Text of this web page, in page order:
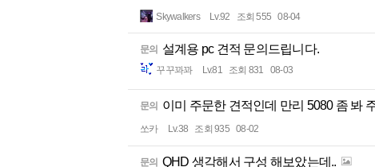
Skywalkers Lv.92 조회 555 08-04
문의 설계용 pc 견적 문의드립니다.
꾸꾸꽈꽈 Lv.81 조회 831 08-03
문의 이미 주문한 견적인데 만리 5080 좀 봐
쏘카 Lv.38 조회 935 08-02
문의 QHD 생각해서 구성 해보았는데..